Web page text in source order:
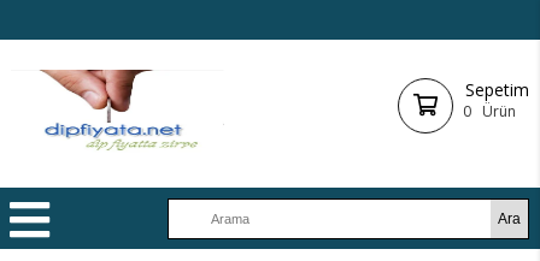
Sepetim
0 Ürün